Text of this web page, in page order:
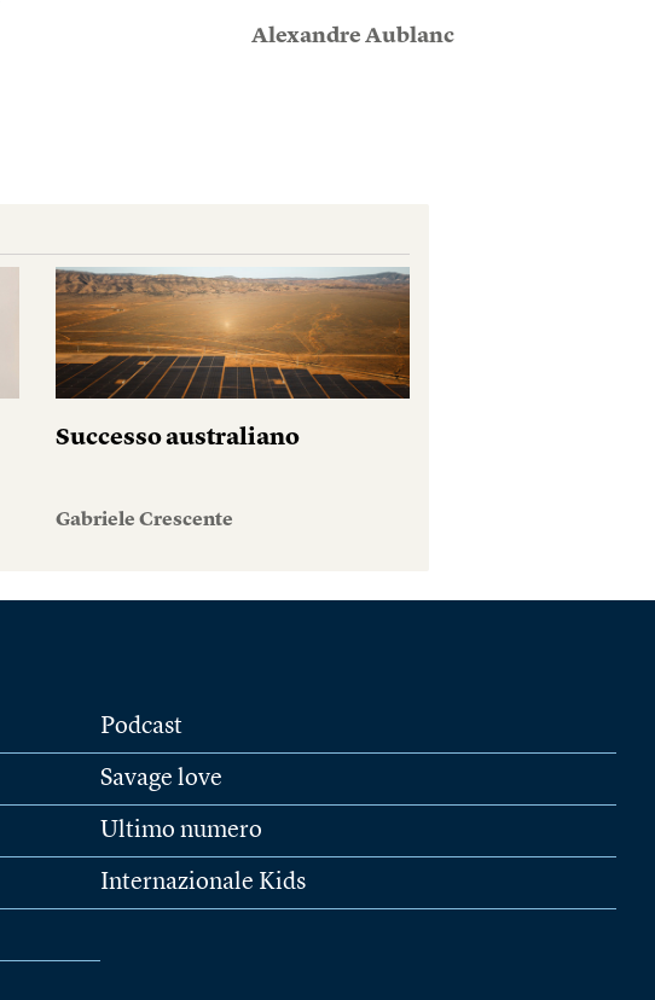
Alexandre Aublanc
Successo australiano
Gabriele Crescente
Podcast
Savage love
Ultimo numero
Internazionale Kids